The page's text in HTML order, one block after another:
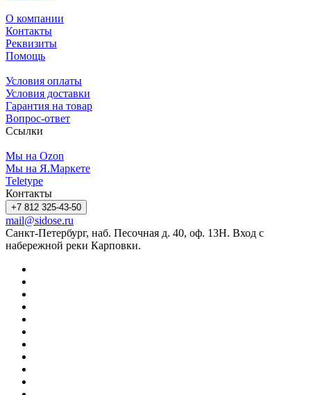
О компании
Контакты
Реквизиты
Помощь
Условия оплаты
Условия доставки
Гарантия на товар
Вопрос-ответ
Ссылки
Мы на Ozon
Мы на Я.Маркете
Teletype
Контакты
+7 812 325-43-50
mail@sidose.ru
Санкт-Петербург, наб. Песочная д. 40, оф. 13Н. Вход с
набережной реки Карповки.